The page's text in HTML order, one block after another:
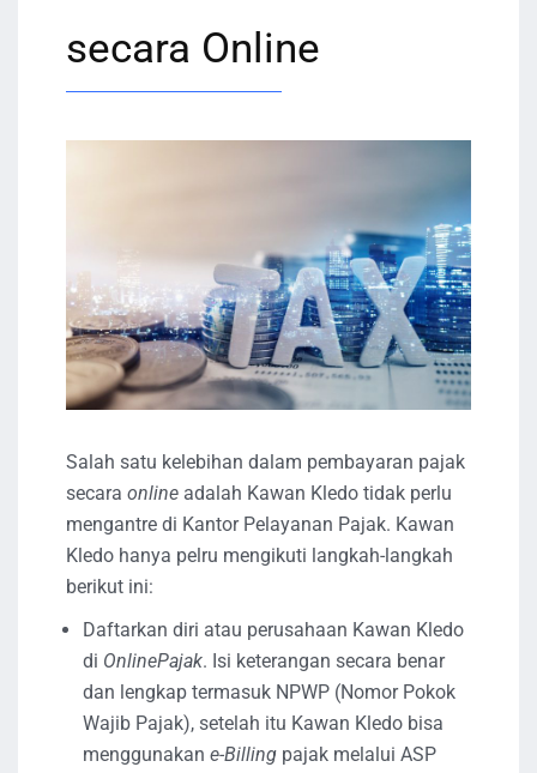
secara Online
Salah satu kelebihan dalam pembayaran pajak
secara online adalah Kawan Kledo tidak perlu
mengantre di Kantor Pelayanan Pajak. Kawan
Kledo hanya pelru mengikuti langkah-langkah
berikut ini:
Daftarkan diri atau perusahaan Kawan Kledo
di OnlinePajak. Isi keterangan secara benar
dan lengkap termasuk NPWP (Nomor Pokok
Wajib Pajak), setelah itu Kawan Kledo bisa
menggunakan e-Billing pajak melalui ASP